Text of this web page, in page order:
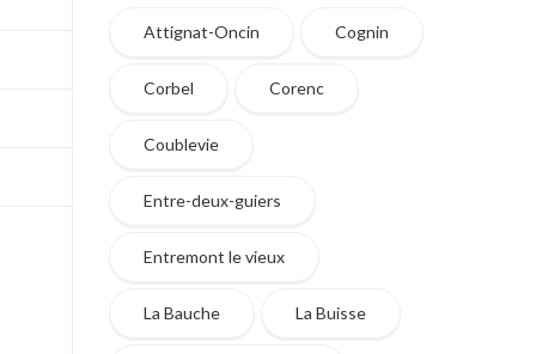
Attignat-Oncin Cognin
Corbel Corenc
Coublevie
Entre-deux-guiers
Entremont le vieux
La Bauche La Buisse